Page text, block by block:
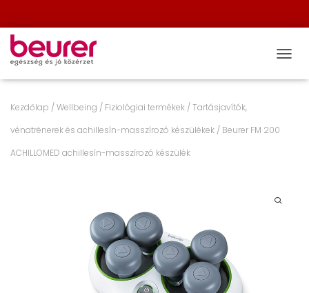
Kezdőlap /Wellbeing / Fiziológiai termékek / Tartásjavítók,
vénatrénerek és achillesín-masszírozó készülékek / Beurer FM 200
ACHILLOMED achillesín-masszírozó készülék